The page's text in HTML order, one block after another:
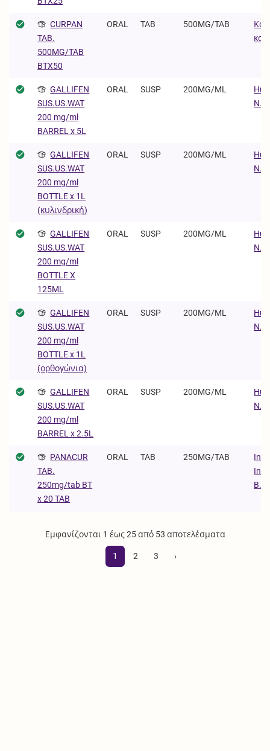
CURPAN
TAB.
500MG/TAB
BTX50
ORAL TAB 500MG/TAB
και
GALLIFEN
SUS.US.WAT
200 mg/ml
BARREL x 5L
ORAL SUSP 200MG/ML
N.V.
GALLIFEN
SUS.US.WAT
200 mg/ml
BOTTLE x 1L
(κυλινδρική)
ORAL SUSP 200MG/ML
N.V.
GALLIFEN
SUS.US.WAT
200 mg/ml
BOTTLE X
125ML
ORAL SUSP 200MG/ML
N.V.
GALLIFEN
SUS.US.WAT
200 mg/ml
BOTTLE x 1L
(ορθογώνια)
ORAL SUSP 200MG/ML
N.V.
GALLIFEN
SUS.US.WAT
200 mg/ml
BARREL x 2.5L
ORAL SUSP 200MG/ML
N.V.
PANACUR
TAB.
250mg/tab BT
x 20 TAB
ORAL TAB 250MG/TAB
B.V.
Εμφανίζονται 1 έως 25 από 53 αποτελέσματα
1 2 3 ›